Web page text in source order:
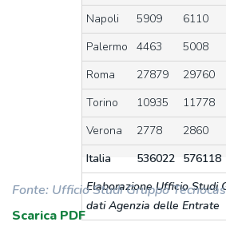
Napoli
5909 6110
Palermo
4463 5008
Roma
27879 29760
Torino
10935 11778
Verona
2778 2860
Italia
536022 576118
Elaborazione Ufficio Studi
dati Agenzia delle Entrate
Fonte: Ufficio Studi Gruppo
Scarica PDF